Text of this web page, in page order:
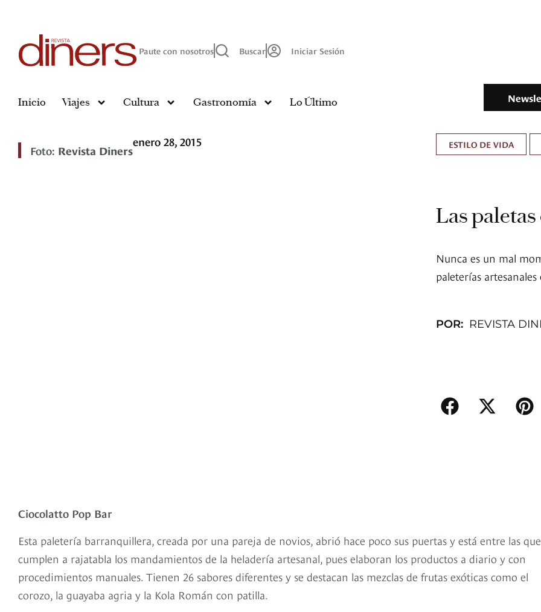
Paute con nosotros Buscar Iniciar Sesión
Inicio Viajes Cultura Gastronomía Lo Último
Foto: Revista Diners
enero 28, 2015 ESTILO DE VIDA
Las
Nunca es un mal
paleterías
POR: REVISTA
Ciocolatto Pop Bar
Esta paletería barranquillera, creada por una pareja de novios, abrió hace poco sus puertas y está entre las que
cumplen a rajatabla los mandamientos de la heladería artesanal, pues elaboran los productos a diario y con
procedimientos manuales. Tienen 26 sabores diferentes y se destacan las mezclas de frutas exóticas como el
corozo, la guayaba agria y la Kola Román con patilla.